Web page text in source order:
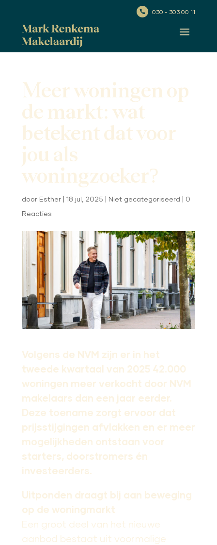
 030 - 303 00 11
Meer woningen op
de markt: wat
betekent dat voor
jou als
woningzoeker?
door Esther| 18 jul, 2025 | Niet gecategoriseerd | 0
Reacties
Volgens de NVM zijn er in het
tweede kwartaal van 2025 42.000
woningen meer verkocht door NVM
makelaars dan een jaar eerder.
Deze toename zorgt ervoor dat
prijsstijgingen afvlakken en er meer
mogelijkheden ontstaan voor
starters, doorstromers én
investeerders.
Uitponden draagt bij aan beweging
op de woningmarkt
Een groot deel van het nieuwe
aanbod bestaat uit voormalige